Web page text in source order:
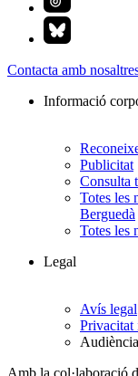
Contacta amb
Informació
Publicitat
Consulta
Totes les
Berguedà
Totes les
Legal
Avís legal
Privacitat
Amb la col·laboració